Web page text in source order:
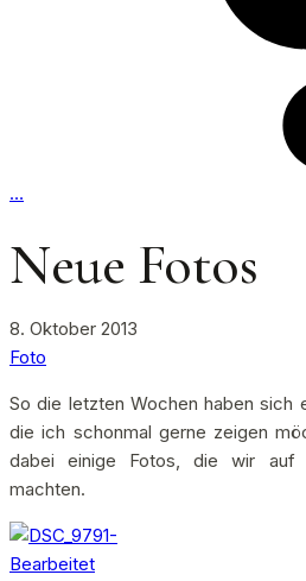
…
Neue Fotos
8. Oktober 2013
Foto
So die letzten Wochen haben sich
die ich schonmal gerne zeigen
dabei einige Fotos, die wir auf
machten.